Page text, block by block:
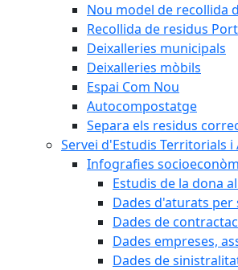
Nou model de recollida
Recollida de residus
Deixalleries municipals
Deixalleries mòbils
Espai Com Nou
Autocompostatge
Separa els residus
Servei d'Estudis Territorials i
Infografies
Estudis de la dona
Dades d'aturats per
Dades de
Dades empreses,
Dades de